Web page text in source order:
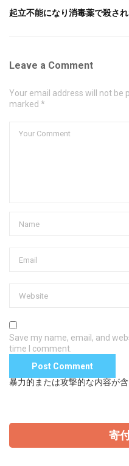
起立不能になり消毒薬で殺さ
Leave a Comment
Your email address will not be
marked *
Save my name, email, and
time I comment.
暴力的または攻撃的な内容が
寄